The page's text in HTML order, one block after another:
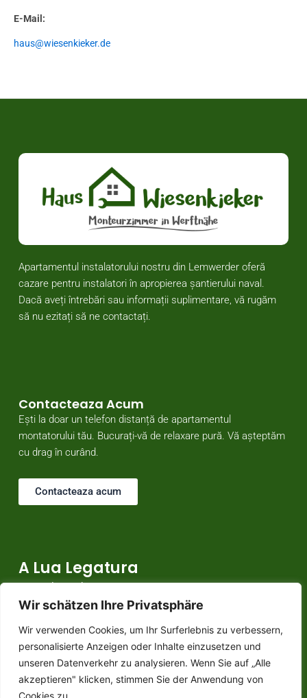
Wir schätzen Ihre Privatsphäre
Wir verwenden Cookies, um Ihr Surferlebnis zu verbessern,
personalisierte Anzeigen oder Inhalte einzusetzen und
unseren Datenverkehr zu analysieren. Wenn Sie auf „Alle
akzeptieren" klicken, stimmen Sie der Anwendung von
Cookies zu.
E-Mail:
haus@wiesenkieker.de
Apartamentul instalatorului nostru din Lemwerder oferă
cazare pentru instalatori în apropierea șantierului naval.
Dacă aveți întrebări sau informații suplimentare, vă rugăm
să nu ezitați să ne contactați.
A Lua Legatura
Domnule Bruder
Berner Straße 17, 27809 Lemwerder
Tel.: 0152 0 418 418 0
Ich freue mich auf Ihren Anruf!
Contacteaza Acum
Ești la doar un telefon distanță de apartamentul
montatorului tău. Bucurați-vă de relaxare pură. Vă așteptăm
cu drag în curând.
Contacteaza acum